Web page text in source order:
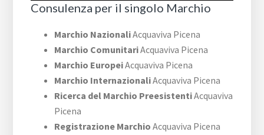
Consulenza per il singolo Marchio
Marchio NazionaliAcquaviva Picena
Marchio ComunitariAcquaviva Picena
Marchio EuropeiAcquaviva Picena
Marchio InternazionaliAcquaviva Picena
Ricerca del Marchio PreesistentiAcquaviva
Picena
Registrazione Marchio Acquaviva Picena